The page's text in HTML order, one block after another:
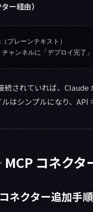
ー経由）
プレーンテキスト）
続されていれば、
はシンプルになり、API
コネクタ
ネクター追加手順